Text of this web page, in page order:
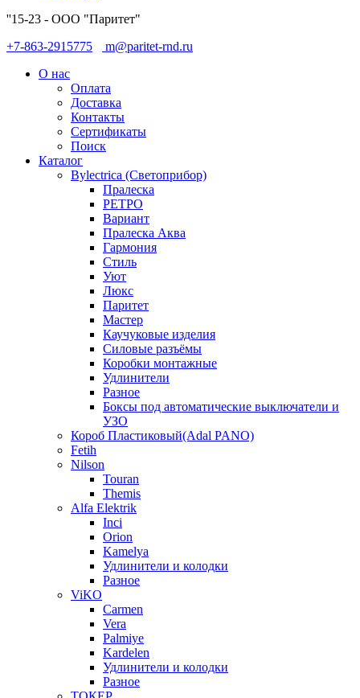
''15-23 - ООО "Паритет"
+7-863-2915775
m@paritet-rnd.ru
О нас
Оплата
Доставка
Контакты
Сертификаты
Поиск
Каталог
Bylectrica (Светоприбор)
Пралеска
РЕТРО
Вариант
Пралеска Аква
Гармония
Стиль
Уют
Люкс
Паритет
Мастер
Каучуковые изделия
Силовые разъёмы
Коробки монтажные
Удлинители
Разное
Боксы под автоматические выключатели и
УЗО
Короб Пластиковый(Adal PANO)
Fetih
Nilson
Touran
Themis
Alfa Elektrik
Inci
Orion
Kamelya
Удлинители и колодки
Разное
ViKO
Carmen
Vera
Palmiye
Kardelen
Удлинители и колодки
Разное